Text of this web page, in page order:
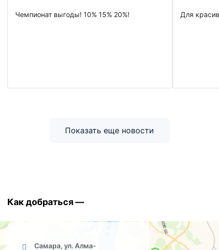
Чемпионат выгоды! 10% 15% 20%! Для
Показать еще новости
Как добраться —
Самара, ул. Алма-